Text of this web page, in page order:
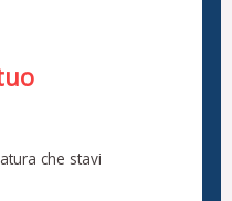
che stavi